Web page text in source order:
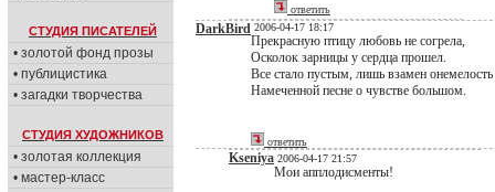
СТУДИЯ ПИСАТЕЛЕЙ
• золотой фонд прозы
• публицистика
• загадки творчества
СТУДИЯ ХУДОЖНИКОВ
• золотая коллекция
• мастер-класс
ответить
DarkBird 2006-04-17 18:17
Прекрасную птицу любовь не согрела,
Осколок зарницы у сердца прошел.
Все стало пустым, лишь взамен онемелость
Намеченной песне о чувстве большом.
ответить
Kseniya 2006-04-17 21:57
Мои апплодисменты!